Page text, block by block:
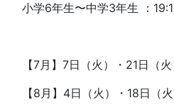
小学6年生〜中学3年生 ：
【7月】7日（火）・21日（
【8月】4日（火）・18日（